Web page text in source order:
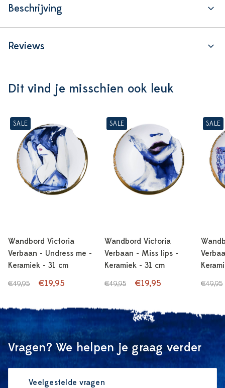
Beschrijving
Reviews
Dit vind je misschien ook leuk
SALE
Wandbord Victoria
Verbaan - Undress me -
Keramiek - 31 cm
€49,95 €19,95
SALE
Wandbord Victoria
Verbaan - Miss lips -
Keramiek - 31 cm
€49,95 €19,95
SALE
€49,95
Vragen? We helpen je graag verder
Veelgestelde vragen